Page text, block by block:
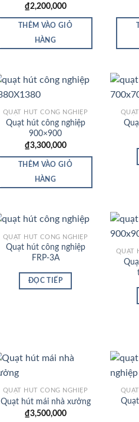
₫2,200,000
THÊM VÀO GIỎ
HÀNG
Add to
QUẠT HÚT CÔNG NGHIỆP
Quạt hút công nghiệp
900×900
₫3,300,000
THÊM VÀO GIỎ
HÀNG
Wishlist
QUẠT HÚT CÔNG NGHIỆP
Quạt hút công nghiệp
FRP-3A
ĐỌC TIẾP
Add to
Wishlist
QUẠT HÚT CÔNG NGHIỆP
Quạt hút mái nhà xưởng
₫3,500,000